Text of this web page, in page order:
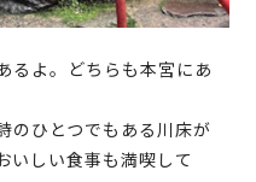
るよ。どちらも本宮にあ
のひとつでもある川床が
いしい食事も満喫して